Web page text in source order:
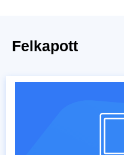
Felkapott